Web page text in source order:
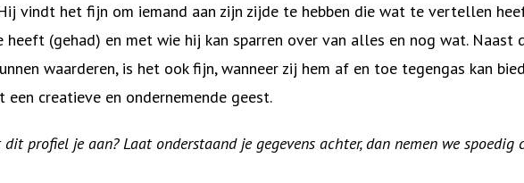
vindt het fijn om iemand aan zijn zijde te hebben die wat te vertellen
heeft (gehad) en met wie hij kan sparren over van alles en nog wat. Naast
waarderen, is het ook fijn, wanneer zij hem af en toe tegengas kan
een creatieve en ondernemende geest.
dit profiel je aan? Laat onderstaand je gegevens achter, dan nemen we